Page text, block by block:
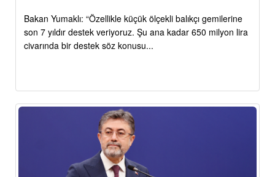
Bakan Yumaklı: “Özellikle küçük ölçekli balıkçı gemilerine
son 7 yıldır destek veriyoruz. Şu ana kadar 650 milyon lira
civarında bir destek söz konusu...